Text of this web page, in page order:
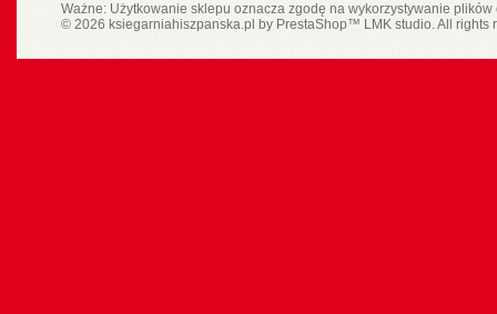
Ważne: Użytkowanie sklepu oznacza zgodę na wykorzystywanie
© 2026 ksiegarniahiszpanska.pl by PrestaShop™ LMK studio. All rights